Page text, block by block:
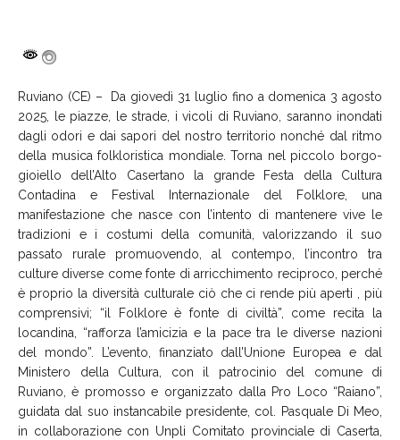
Ruviano (CE) – Da giovedì 31 luglio fino a domenica 3 agosto
2025, le piazze, le strade, i vicoli di Ruviano, saranno inondati
dagli odori e dai sapori del nostro territorio nonché dal ritmo
della musica folkloristica mondiale. Torna nel piccolo borgo-
gioiello dell’Alto Casertano la grande Festa della Cultura
Contadina e Festival Internazionale del Folklore, una
manifestazione che nasce con l’intento di mantenere vive le
tradizioni e i costumi della comunità, valorizzando il suo
passato rurale promuovendo, al contempo, l’incontro tra
culture diverse come fonte di arricchimento reciproco, perché
è proprio la diversità culturale ciò che ci rende più aperti , più
comprensivi; “il Folklore è fonte di civiltà”, come recita la
locandina, “rafforza l’amicizia e la pace tra le diverse nazioni
del mondo”. L’evento, finanziato dall’Unione Europea e dal
Ministero della Cultura, con il patrocinio del comune di
Ruviano, è promosso e organizzato dalla Pro Loco “Raiano”,
guidata dal suo instancabile presidente, col. Pasquale Di Meo,
in collaborazione con Unpli Comitato provinciale di Caserta,